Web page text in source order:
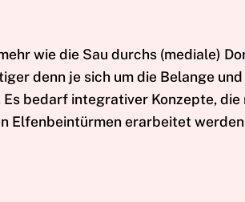
wie die Sau durchs (mediale)
denn je sich um die Belange
bedarf integrativer Konzepte, die
Elfenbeintürmen erarbeitet